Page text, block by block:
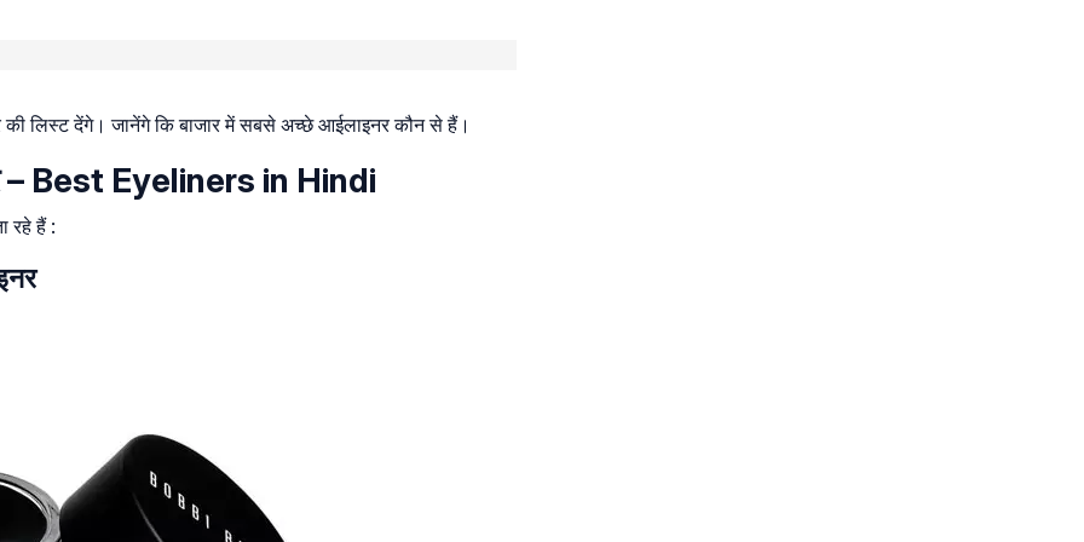
लिस्ट देंगे। जानेंगे कि बाजार में सबसे अच्छे आईलाइनर कौन से हैं।
– Best Eyeliners in Hindi
रहे हैं :